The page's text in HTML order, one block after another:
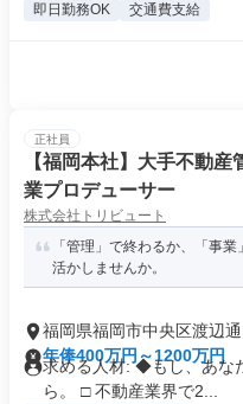
即日勤務OK 交通費支給
正社員
【福岡本社】大手不動
業プロデューサー
株式会社トリビュート
「管理」で終わるか、「事
活かしませんか。
福岡県福岡市中央区渡辺通
年俸400万円～1200万円
求める人材: ◆もし、あな
ら。 □ 不動産業界で2...